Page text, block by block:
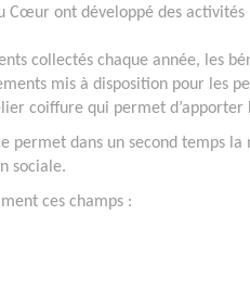
Cœur ont développé des
collectés chaque année, les
mis à disposition pour les
coiffure qui permet
permet dans un second temps
sociale.
ces champs :